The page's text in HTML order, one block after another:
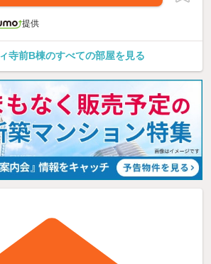
提供
寺前B棟のすべての部屋を見る